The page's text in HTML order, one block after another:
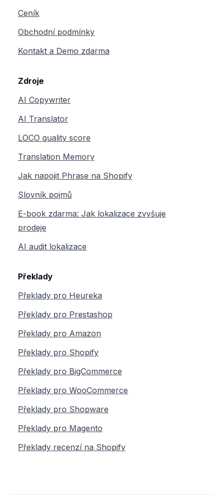
Ceník
Obchodní podmínky
Kontakt a Demo zdarma
Zdroje
AI Copywriter
AI Translator
LOCO quality score
Translation Memory
Jak napojit Phrase na Shopify
Slovník pojmů
E-book zdarma: Jak lokalizace zvyšuje
prodeje
AI audit lokalizace
Překlady
Překlady pro Heureka
Překlady pro Prestashop
Překlady pro Amazon
Překlady pro Shopify
Překlady pro BigCommerce
Překlady pro WooCommerce
Překlady pro Shopware
Překlady pro Magento
Překlady recenzí na Shopify